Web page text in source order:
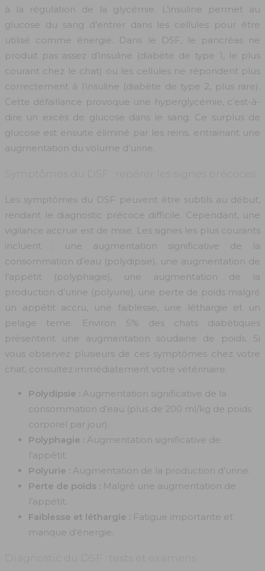
à la régulation de la glycémie. L’insuline permet au
glucose du sang d’entrer dans les cellules pour être
utilisé comme énergie. Dans le DSF, le pancréas ne
produit pas assez d’insuline (diabète de type 1, le plus
courant chez le chat) ou les cellules ne répondent plus
correctement à l’insuline (diabète de type 2, plus rare).
Cette défaillance provoque une hyperglycémie, c’est-à-
dire un excès de glucose dans le sang. Ce surplus de
glucose est ensuite éliminé par les reins, entrainant une
augmentation du volume d’urine.
Symptômes du DSF : repérer les signes précoces
Les symptômes du DSF peuvent être subtils au début,
rendant le diagnostic précoce difficile. Cependant, une
vigilance accrue est de mise. Les signes les plus courants
incluent : une augmentation significative de la
consommation d’eau (polydipsie), une augmentation de
l’appétit (polyphagie), une augmentation de la
production d’urine (polyurie), une perte de poids malgré
un appétit accru, une faiblesse, une léthargie et un
pelage terne. Environ 5% des chats diabétiques
présentent une augmentation soudaine de poids. Si
vous observez plusieurs de ces symptômes chez votre
chat, consultez immédiatement votre vétérinaire.
Polydipsie : Augmentation significative de la
consommation d’eau (plus de 200 ml/kg de poids
corporel par jour).
Polyphagie : Augmentation significative de
l’appétit.
Polyurie : Augmentation de la production d’urine.
Perte de poids : Malgré une augmentation de
l’appétit.
Faiblesse et léthargie : Fatigue importante et
manque d’énergie.
Diagnostic du DSF : tests et examens